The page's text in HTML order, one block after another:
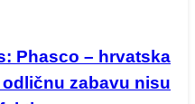
Phasco – hrvatska
zabavu nisu